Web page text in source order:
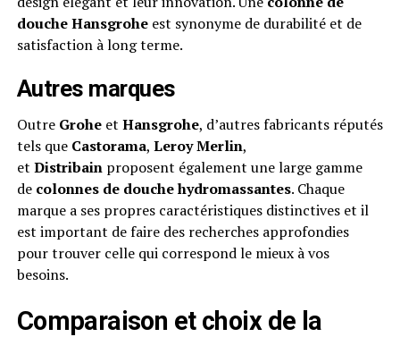
douche Hansgroheest synonyme de durabilité et de
satisfaction à long terme.
Autres marques
Outre Groheet Hansgrohe, d’autres fabricants réputés
tels que Castorama, Leroy Merlin,
et Distribainproposent également une large gamme
de colonnes de douche hydromassantes. Chaque
marque a ses propres caractéristiques distinctives et il
est important de faire des recherches approfondies
pour trouver celle qui correspond le mieux à vos
besoins.
Comparaison et choix de la